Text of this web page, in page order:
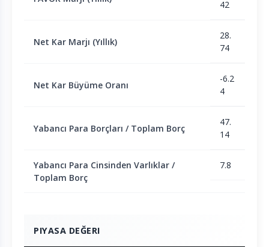
42
Net Kar Marjı (Yıllık)
28.
74
Net Kar Büyüme Oranı
-6.2
4
Yabancı Para Borçları / Toplam Borç
47.
14
Yabancı Para Cinsinden Varlıklar /
Toplam Borç
7.8
PIYASA DEĞERI